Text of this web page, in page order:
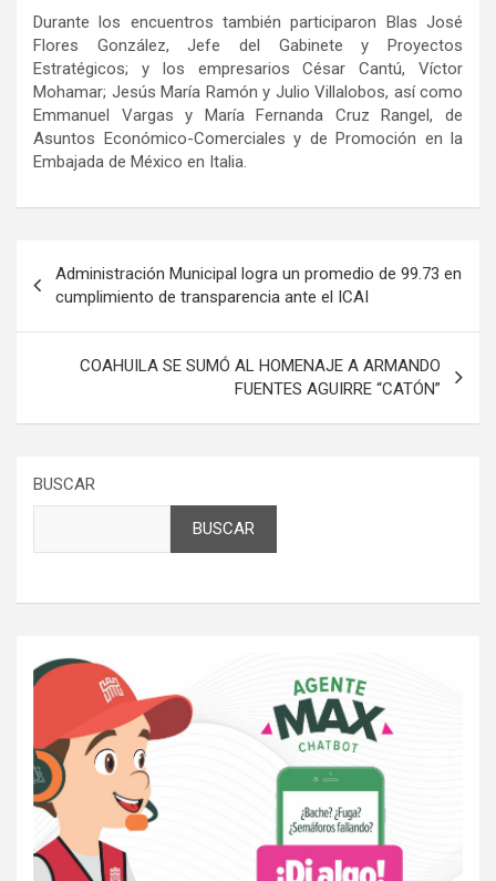
Durante los encuentros también participaron Blas José
Flores González, Jefe del Gabinete y Proyectos
Estratégicos; y los empresarios César Cantú, Víctor
Mohamar; Jesús María Ramón y Julio Villalobos, así como
Emmanuel Vargas y María Fernanda Cruz Rangel, de
Asuntos Económico-Comerciales y de Promoción en la
Embajada de México en Italia.
de
entradas
Administración Municipal logra un promedio de 99.73 en
cumplimiento de transparencia ante el ICAI
COAHUILA SE SUMÓ AL HOMENAJE A ARMANDO
FUENTES AGUIRRE “CATÓN”
BUSCAR
BUSCAR